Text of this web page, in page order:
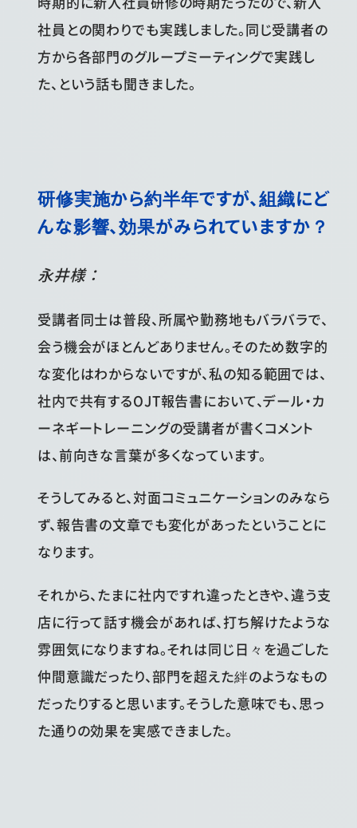
社員との関わりでも実践しました。同じ受講者の
方から各部門のグループミーティングで実践し
た、という話も聞きました。
研修実施から約半年ですが、組織にど
んな影響、効果がみられていますか？
永井様：
受講者同士は普段、所属や勤務地もバラバラで、
会う機会がほとんどありません。そのため数字的
な変化はわからないですが、私の知る範囲では、
社内で共有するOJT報告書において、デール・カ
ーネギートレーニングの受講者が書くコメント
は、前向きな言葉が多くなっています。
そうしてみると、対面コミュニケーションのみなら
ず、報告書の文章でも変化があったということに
なります。
それから、たまに社内ですれ違ったときや、違う支
店に行って話す機会があれば、打ち解けたような
雰囲気になりますね。それは同じ日々を過ごした
仲間意識だったり、部門を超えた絆のようなもの
だったりすると思います。そうした意味でも、思っ
た通りの効果を実感できました。